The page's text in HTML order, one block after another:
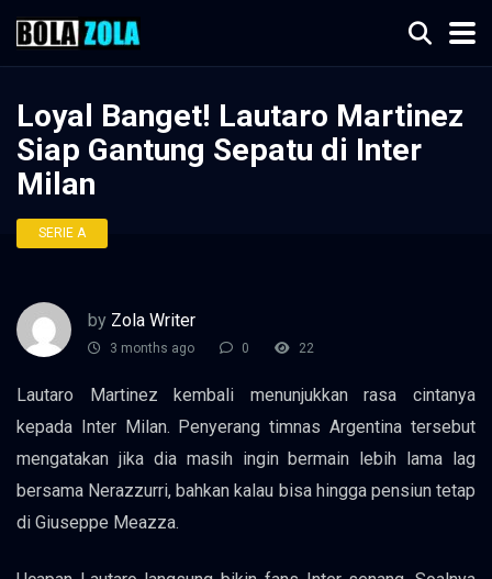
Loyal Banget! Lautaro Martinez
Siap Gantung Sepatu di Inter
Milan
SERIE A
by Zola Writer
3 months ago 0 22
Lautaro Martinez kembali menunjukkan rasa cintanya
kepada Inter Milan. Penyerang timnas Argentina tersebut
mengatakan jika dia masih ingin bermain lebih lama lag
bersama Nerazzurri, bahkan kalau bisa hingga pensiun tetap
di Giuseppe Meazza.